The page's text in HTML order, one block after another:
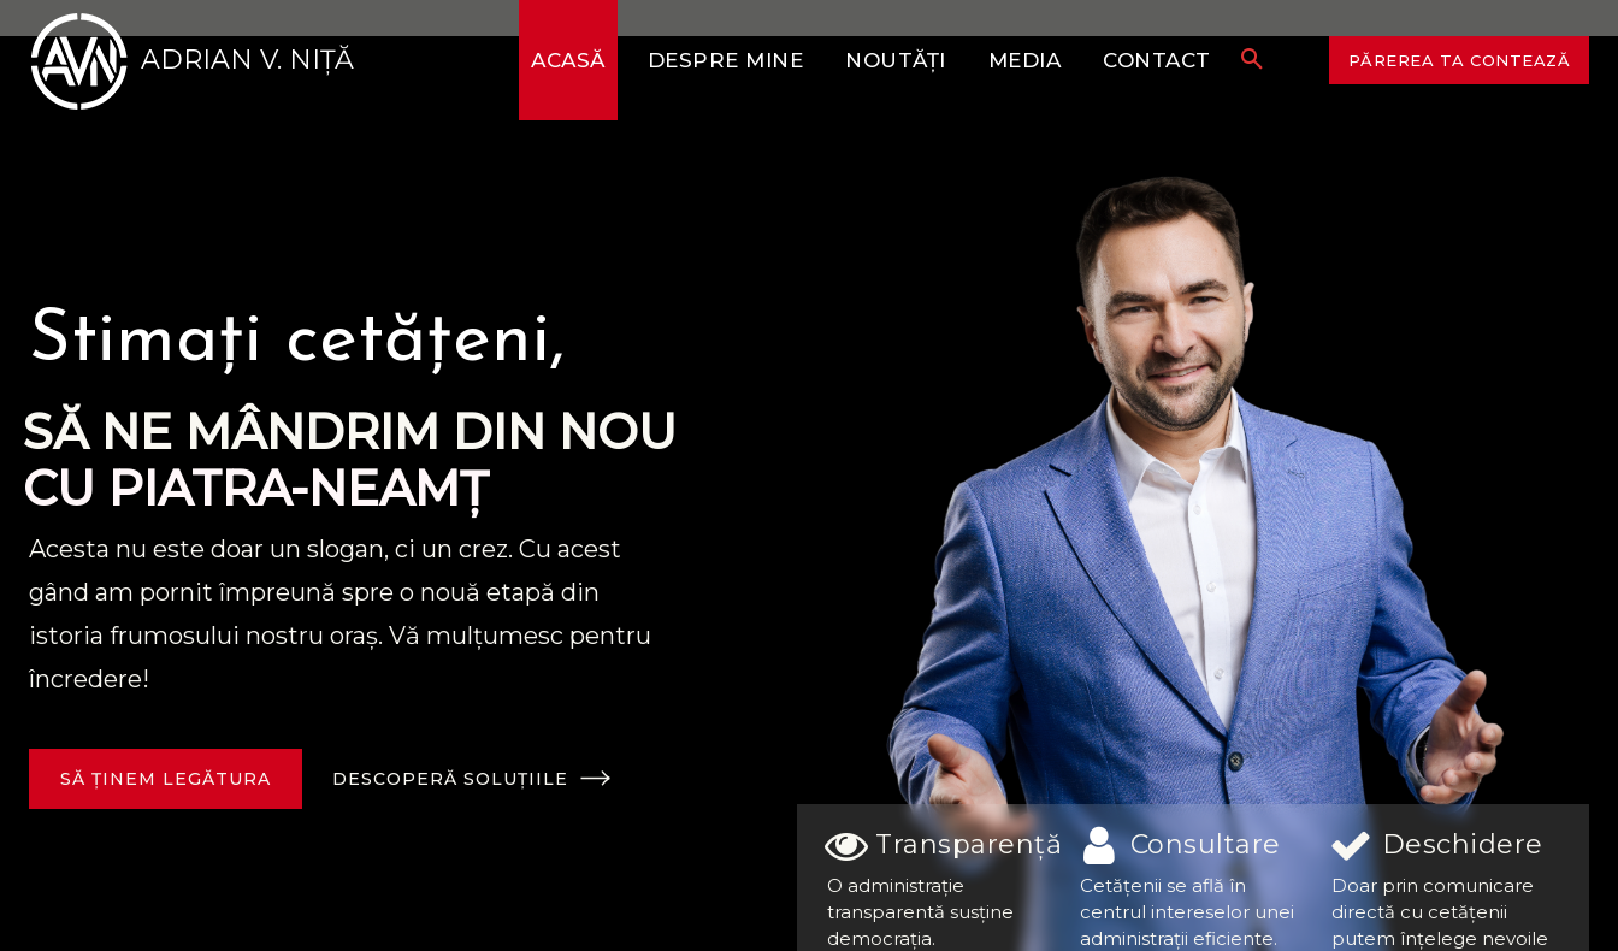
ADRIAN V. NIȚĂ ACASĂ DESPRE MINE NOUTĂȚI MEDIA CONTACT PĂREREA TA CONTEAZĂ
Stimați cetățeni,
SĂ NE MÂNDRIM DIN NOU
CU PIATRA-NEAMȚ
Acesta nu este doar un slogan, ci un crez. Cu acest
gând am pornit împreună spre o nouă etapă din
istoria frumosului nostru oraș. Vă mulțumesc pentru
încredere!
SĂ ȚINEM LEGĂTURA DESCOPERĂ SOLUȚIILE
Transparență
O administrație
transparentă susține
democrația.
Consultare
Cetățenii se află în
centrul intereselor unei
administrații eficiente.
Deschidere
Doar prin comunicare
directă cu cetățenii
putem înțelege nevoile